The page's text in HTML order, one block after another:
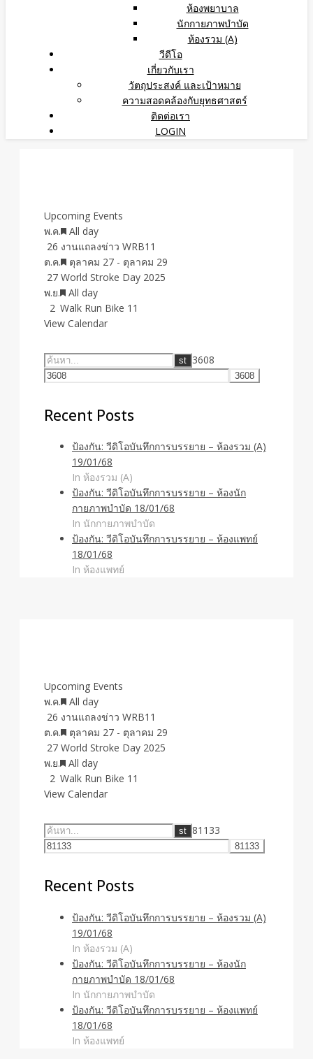
ห้องพยาบาล
นักกายภาพบำบัด
ห้องรวม (A)
วีดีโอ
เกี่ยวกับเรา
วัตถุประสงค์ และเป้าหมาย
ความสอดคล้องกับยุทธศาสตร์
ติดต่อเรา
LOGIN
Upcoming Events
พ.ค.
26
Featured
All day
งานแถลงข่าว WRB11
ต.ค.
27
Featured
ตุลาคม 27 - ตุลาคม 29
World Stroke Day 2025
พ.ย.
2
Featured
All day
Walk Run Bike 11
View Calendar
3608
Recent Posts
ป้องกัน: วีดิโอบันทึกการบรรยาย – ห้องรวม (A)
19/01/68
In ห้องรวม (A)
ป้องกัน: วีดิโอบันทึกการบรรยาย – ห้องนัก
กายภาพบำบัด 18/01/68
In นักกายภาพบำบัด
ป้องกัน: วีดิโอบันทึกการบรรยาย – ห้องแพทย์
18/01/68
In ห้องแพทย์
Upcoming Events
พ.ค.
26
Featured
All day
งานแถลงข่าว WRB11
ต.ค.
27
Featured
ตุลาคม 27 - ตุลาคม 29
World Stroke Day 2025
พ.ย.
2
Featured
All day
Walk Run Bike 11
View Calendar
81133
Recent Posts
ป้องกัน: วีดิโอบันทึกการบรรยาย – ห้องรวม (A)
19/01/68
In ห้องรวม (A)
ป้องกัน: วีดิโอบันทึกการบรรยาย – ห้องนัก
กายภาพบำบัด 18/01/68
In นักกายภาพบำบัด
ป้องกัน: วีดิโอบันทึกการบรรยาย – ห้องแพทย์
18/01/68
In ห้องแพทย์